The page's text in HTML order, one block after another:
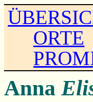
ORTE
Anna